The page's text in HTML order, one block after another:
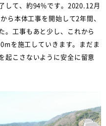
して、約94%です。2020.12月
ら本体工事を開始して2年間、
。工事もあと少し、これから
を施工していきます。まだま
起こさないように安全に留意